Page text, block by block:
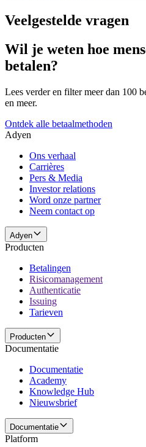
Veelgestelde vragen
Wil je weten hoe
betalen?
Lees verder en filter meer dan 100
en meer.
Ontdek alle betaalmethoden
Adyen
Ons verhaal
Carrières
Pers & Media
Investor relations
Word onze partner
Neem contact op
Adyen
Producten
Betalingen
Risicomanagement
Authenticatie
Issuing
Tarieven
Producten
Documentatie
Documentatie
Academy
Knowledge Hub
Nieuwsbrief
Documentatie
Platform